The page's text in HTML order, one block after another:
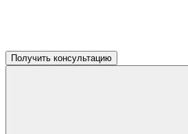
Получить консультацию